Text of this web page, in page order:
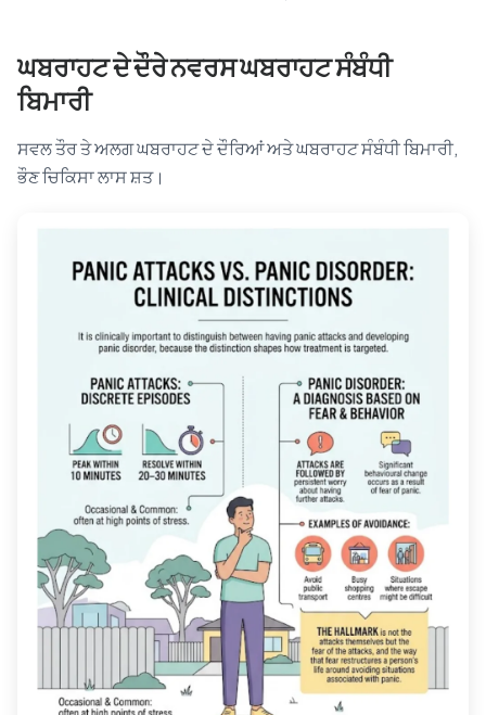
ਘਬਰਾਹਟ ਦੇ ਦੌਰੇ ਨਵਰਸ ਘਬਰਾਹਟ ਸੰਬੰਧੀ
ਬਿਮਾਰੀ
ਸਵਲ ਤੌਰ ਤੇ ਅਲਗ ਘਬਰਾਹਟ ਦੇ ਦੌਰਿਆਂ ਅਤੇ ਘਬਰਾਹਟ ਸੰਬੰਧੀ ਬਿਮਾਰੀ,
ਭੌਣ ਚਿਕਿਸਾ ਲਾਸ ਸ਼ਤ।